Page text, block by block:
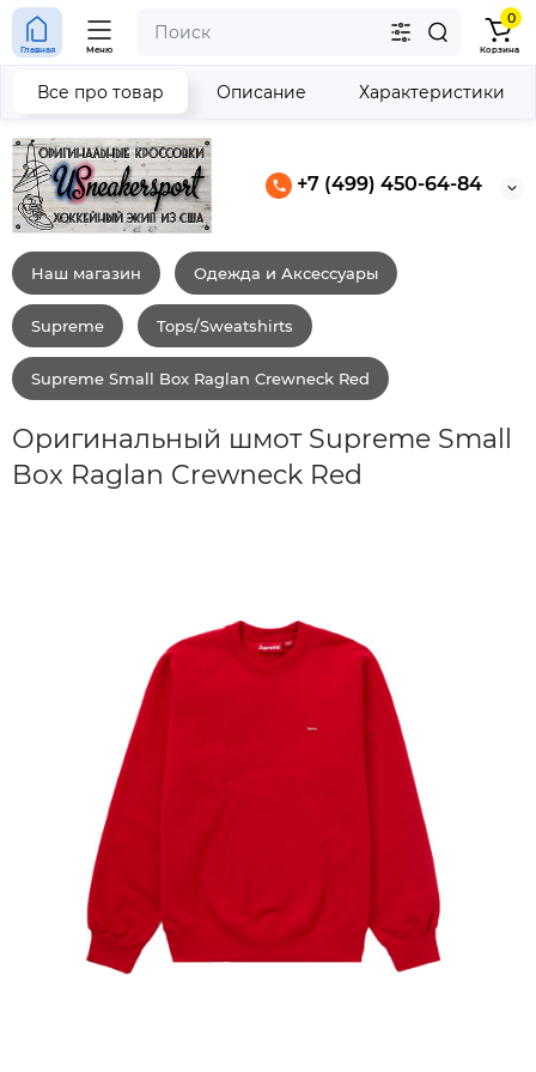
+7 (499) 450-64-84
Главная Меню
0
Корзина
Наш магазин Одежда и Аксессуары
Supreme Tops/Sweatshirts
Supreme Small Box Raglan Crewneck Red
Оригинальный шмот Supreme Small
Box Raglan Crewneck Red
Все про товар Описание Характеристики